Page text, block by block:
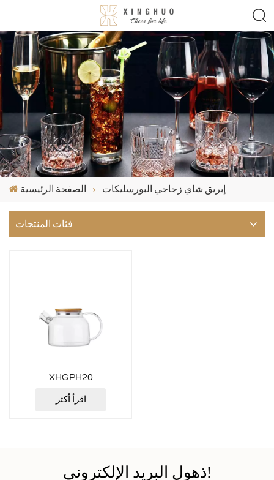
الصفحة الرئيسية إبريق شاي زجاجي البورسليكات
فئات المنتجات
XHGPH20
اقرأ أكثر
ذهول البريد الإلكتروني!